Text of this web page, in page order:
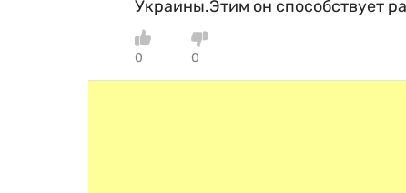
Украины.Этим он способствует
0 0